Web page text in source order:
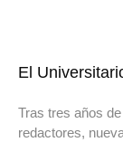
El
Tras tres años
redactores,